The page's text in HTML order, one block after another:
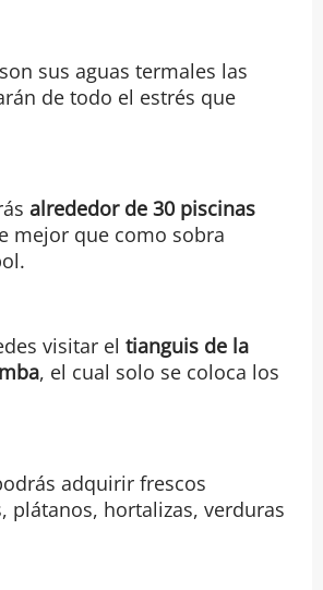
sus aguas termales las
de todo el estrés que
alrededor de 30 piscinas
mejor que como sobra
visitar el tianguis de la
, el cual solo se coloca los
adquirir frescos
plátanos, hortalizas, verduras